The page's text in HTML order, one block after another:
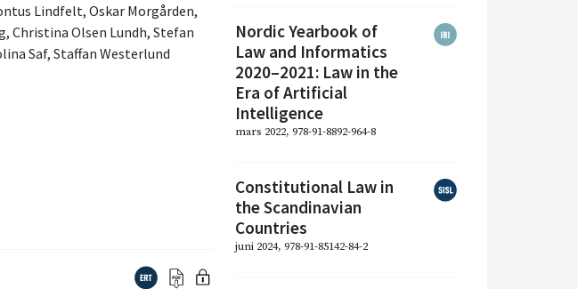
Lindfelt,Oskar Morgården,
,Christina Olsen Lundh,Stefan
Saf,Staffan Westerlund
Nordic Yearbook of
Law and Informatics
2020–2021: Law in the
Era of Artificial
Intelligence
mars 2022, 978-91-8892-964-8
Constitutional Law in
the Scandinavian
Countries
juni 2024, 978-91-85142-84-2